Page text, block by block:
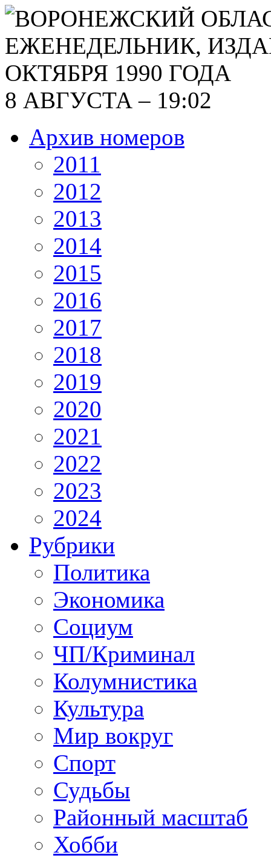
8 АВГУСТА – 19:02
Архив номеров
2011
2012
2013
2014
2015
2016
2017
2018
2019
2020
2021
2022
2023
2024
Рубрики
Политика
Экономика
Социум
ЧП/Криминал
Колумнистика
Культура
Мир вокруг
Спорт
Судьбы
Районный масштаб
Хобби